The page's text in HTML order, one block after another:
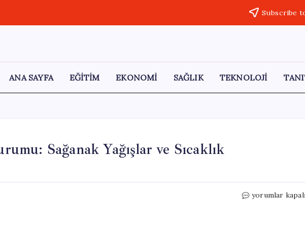
Subscribe
ANA SAYFA EĞİTİM EKONOMİ SAĞLIK TEKNOLOJİ
Sağanak Yağışlar ve Sıcaklık
Türkiye’de
yorumlar